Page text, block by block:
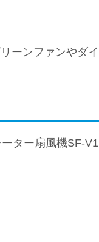
ーンファンやダ
ター扇風機SF-